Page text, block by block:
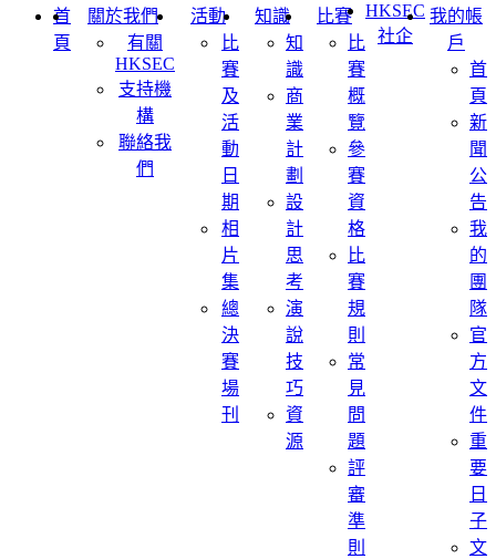
首
頁
關於我們
有關
HKSEC
支持機
構
聯絡我
們
活動
比
賽
及
活
動
日
期
相
片
集
總
決
賽
場
刊
知識
知
識
商
業
計
劃
設
計
思
考
演
說
技
巧
資
源
比賽
比
賽
概
覽
參
賽
資
格
比
賽
規
則
常
見
問
題
評
審
準
則
HKSEC
社企
我的帳
戶
首
頁
新
聞
公
告
我
的
團
隊
官
方
文
件
重
要
日
子
文